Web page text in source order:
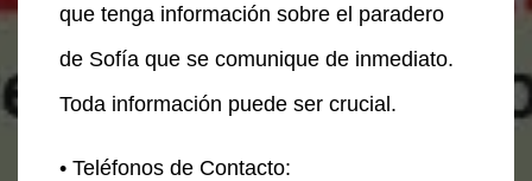
que tenga información sobre el paradero
de Sofía que se comunique de inmediato.
Toda información puede ser crucial.
• Teléfonos de Contacto: